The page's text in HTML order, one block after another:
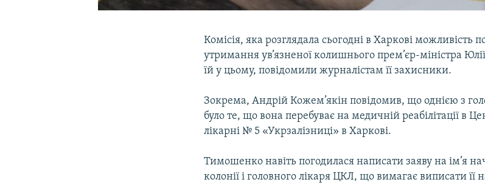
Комісія, яка розглядала сьогодні в Харкові можливість
утримання ув’язненої колишнього прем’єр-міністра
їй у цьому, повідомили журналістам її захисники.
Зокрема, Андрій Кожем’якін повідомив, що однією з
було те, що вона перебуває на медичній реабілітації в
лікарні № 5 «Укрзалізниці» в Харкові.
Тимошенко навіть погодилася написати заяву на ім’я
колонії і головного лікаря ЦКЛ, що вимагає виписати її